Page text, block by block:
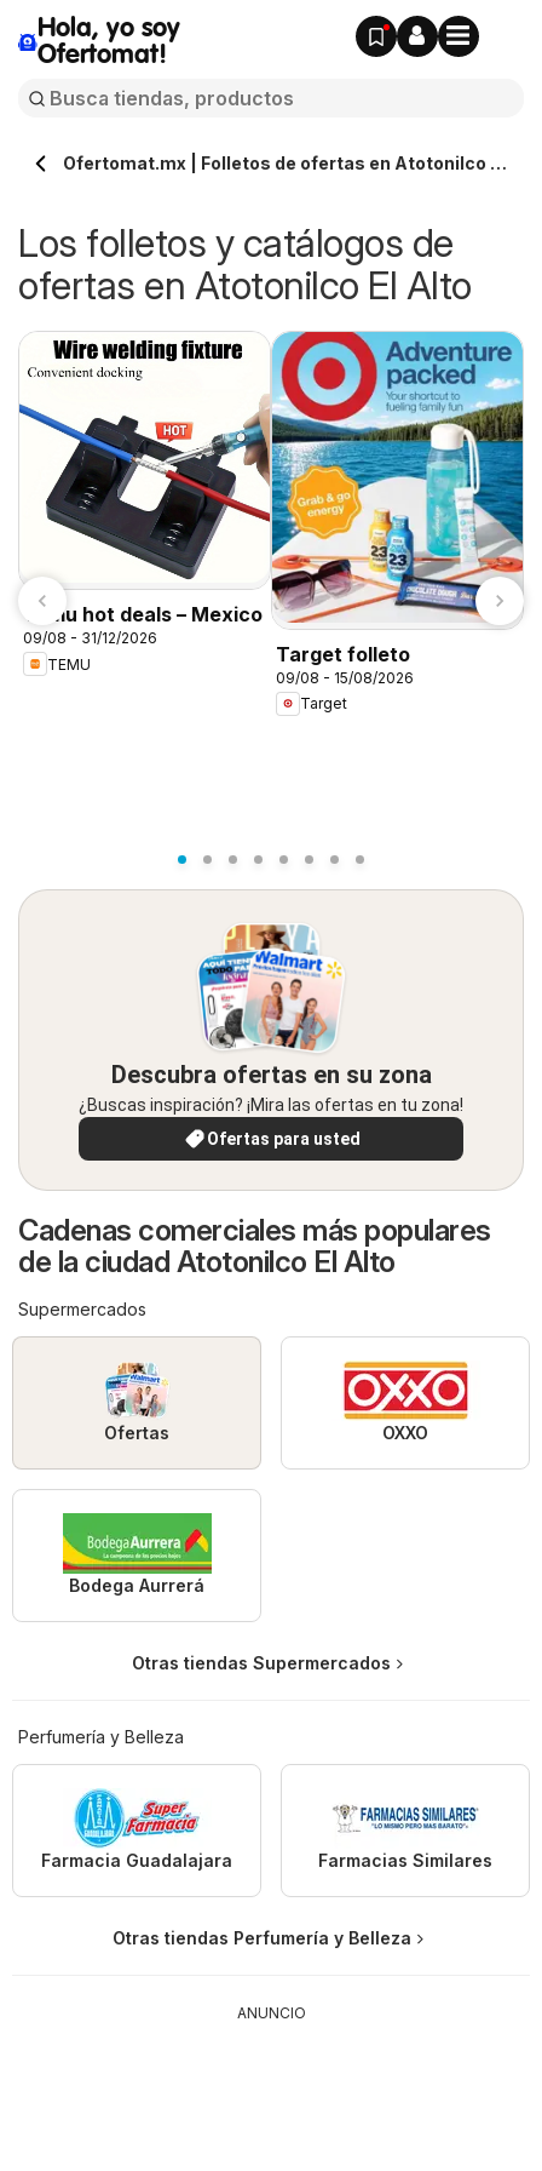
Hola, yo soy
Ofertomat!
Ofertomat.mx | Folletos de ofertas en Atotonilco El
Los folletos y catálogos de
ofertas en Atotonilco El Alto
Temu hot deals – Mexico
09/08 - 31/12/2026
TEMU
Target folleto
09/08 - 15/08/2026
Target
Descubra ofertas en su zona
¿Buscas inspiración? ¡Mira las ofertas en tu zona!
Ofertas para usted
Cadenas comerciales más populares
de la ciudad Atotonilco El Alto
Supermercados
Ofertas OXXO
Bodega Aurrerá
Otras tiendas Supermercados
Perfumería y Belleza
Farmacia Guadalajara Farmacias Similares
Otras tiendas Perfumería y Belleza
ANUNCIO